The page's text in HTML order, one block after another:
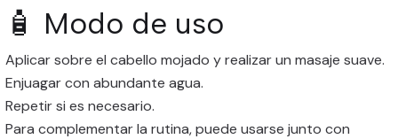
🧴 Modo de uso
Aplicar sobre el cabello mojado y realizar un masaje suave.
Enjuagar con abundante agua.
Repetir si es necesario.
Para complementar la rutina, puede usarse junto con